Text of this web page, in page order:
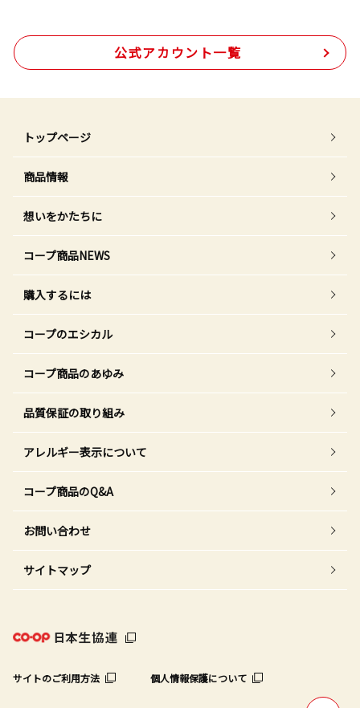
公式アカウント一覧
トップページ
商品情報
想いをかたちに
コープ商品NEWS
購入するには
コープのエシカル
コープ商品のあゆみ
品質保証の取り組み
アレルギー表示について
コープ商品のQ&A
お問い合わせ
サイトマップ
サイトのご利用方法 個人情報保護について